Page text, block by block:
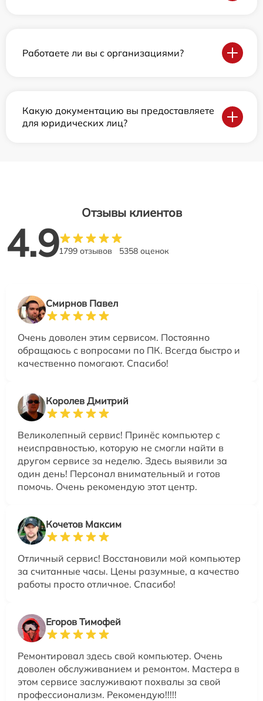
Работаете ли вы с организациями?
Какую документацию вы предоставляете
для юридических лиц?
Отзывы клиентов
4.91799 отзывов 5358 оценок
Смирнов Павел
Очень доволен этим сервисом. Постоянно
обращаюсь с вопросами по ПК. Всегда быстро и
качественно помогают. Спасибо!
Королев Дмитрий
Великолепный сервис! Принёс компьютер с
неисправностью, которую не смогли найти в
другом сервисе за неделю. Здесь выявили за
один день! Персонал внимательный и готов
помочь. Очень рекомендую этот центр.
Кочетов Максим
Отличный сервис! Восстановили мой компьютер
за считанные часы. Цены разумные, а качество
работы просто отличное. Спасибо!
Егоров Тимофей
Ремонтировал здесь свой компьютер. Очень
доволен обслуживанием и ремонтом. Мастера в
этом сервисе заслуживают похвалы за свой
профессионализм. Рекомендую!!!!!